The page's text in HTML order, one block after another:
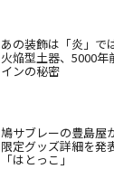
あの装飾は「炎」で
火焔型土器、5000
インの秘密
鳩サブレーの豊島屋
限定グッズ詳細を発
「はとっこ」